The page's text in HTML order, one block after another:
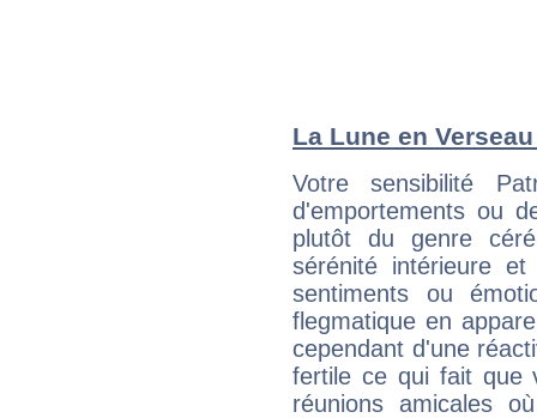
La Lune en
Votre sensibilité
d'emportements ou
plutôt du genre
sérénité intérieure
sentiments ou
flegmatique en
cependant d'une
fertile ce qui fait que
réunions amicales